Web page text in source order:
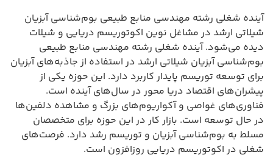
آینده شغلی رشته مهندسی منابع طبیعی بوم‌شناسی آبزیان
شیلاتی ارشد در مشاغل نوین اکوتوریسم دریایی و شیلات
دیده می‌شود. آینده شغلی رشته مهندسی منابع طبیعی
بوم‌شناسی آبزیان شیلاتی ارشد در استفاده از جاذبه‌های آبزیان
برای توسعه توریسم پایدار کاربرد دارد. این حوزه یکی از
پیشران‌های اقتصاد دریا محور در سال‌های آینده است.
فناوری‌های غواصی و آکواریوم‌های بزرگ و مشاهده دلفین‌ها
در حال توسعه است. بازار کار در این حوزه برای متخصصان
مسلط به بوم‌شناسی آبزیان و توریسم رشد دارد. فرصت‌های
شغلی در اکوتوریسم دریایی روزافزون است.